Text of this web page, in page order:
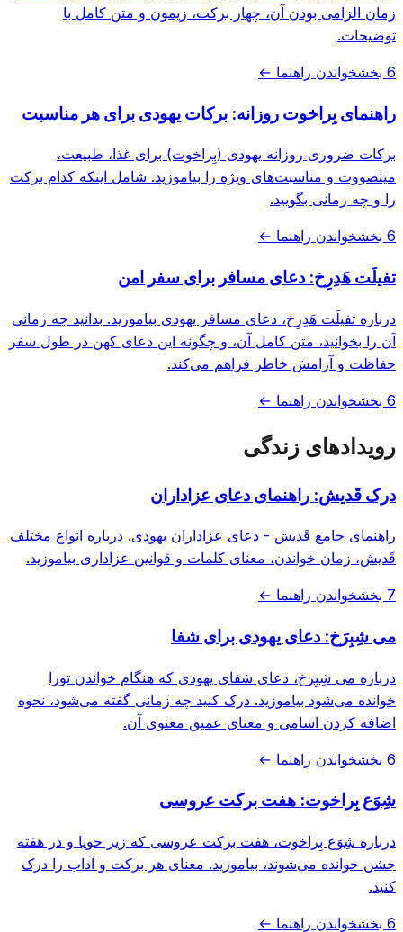
زمان الزامی بودن آن، چهار برکت، زیمون و متن کامل با
توضیحات.
6 بخش خواندن راهنما ←
راهنمای بِراخوت روزانه: برکات یهودی برای هر مناسبت
برکات ضروری روزانه یهودی (بِراخوت) برای غذا، طبیعت،
میتصووت و مناسبت‌های ویژه را بیاموزید. شامل اینکه کدام برکت
را و چه زمانی بگویید.
6 بخش خواندن راهنما ←
تفیلَت هَدِرِخ: دعای مسافر برای سفر امن
درباره تفیلَت هَدِرِخ، دعای مسافر یهودی بیاموزید. بدانید چه زمانی
آن را بخوانید، متن کامل آن، و چگونه این دعای کهن در طول سفر
حفاظت و آرامش خاطر فراهم می‌کند.
6 بخش خواندن راهنما ←
رویدادهای زندگی
درک قَدیش: راهنمای دعای عزاداران
راهنمای جامع قَدیش - دعای عزاداران یهودی. درباره انواع مختلف
قَدیش، زمان خواندن، معنای کلمات و قوانین عزاداری بیاموزید.
7 بخش خواندن راهنما ←
می شِبِرَخ: دعای یهودی برای شفا
درباره می شِبِرَخ، دعای شفای یهودی که هنگام خواندن تورا
خوانده می‌شود بیاموزید. درک کنید چه زمانی گفته می‌شود، نحوه
اضافه کردن اسامی و معنای عمیق معنوی آن.
6 بخش خواندن راهنما ←
شِوَع بِراخوت: هفت برکت عروسی
درباره شِوَع بِراخوت، هفت برکت عروسی که زیر حوپا و در هفته
جشن خوانده می‌شوند، بیاموزید. معنای هر برکت و آداب را درک
کنید.
6 بخش خواندن راهنما ←